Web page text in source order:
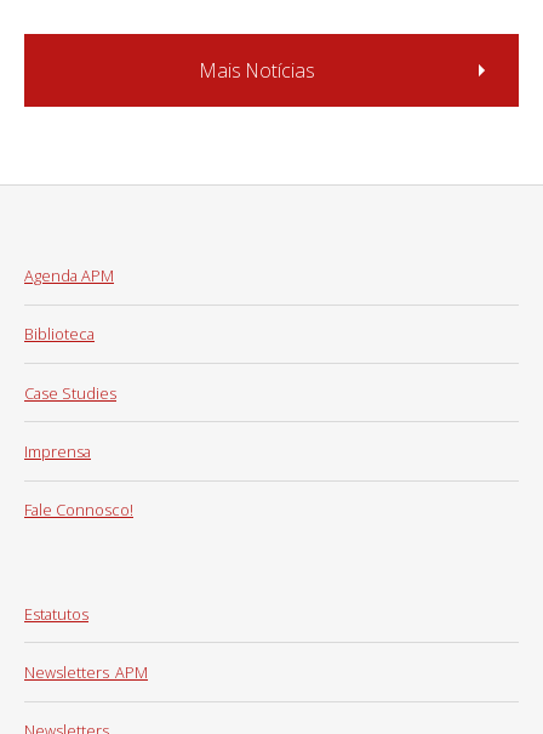
Mais Notícias
Agenda APM
Biblioteca
Case Studies
Imprensa
Fale Connosco!
Estatutos
Newsletters_APM